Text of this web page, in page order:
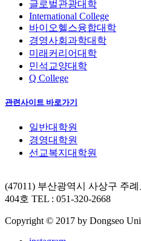
글로벌관광대학
International College
바이오헬스융합대학
경영사회과학대학
미래커리어대학
민석교양대학
Q College
관련사이트 바로가기
일반대학원
경영대학원
선교복지대학원
(47011) 부산광역시 사상구 주
404호 TEL : 051-320-2668
Copyright © 2017 by Dongseo